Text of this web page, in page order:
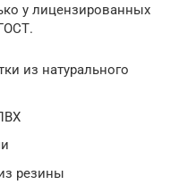
у лицензированных
из натурального
резины